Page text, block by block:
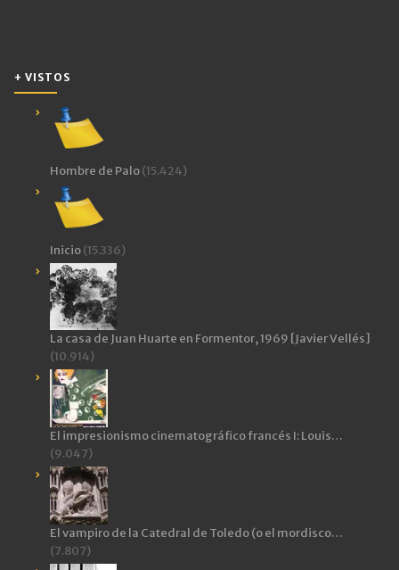
+ VISTOS
Hombre de Palo(15.424)
Inicio(15.336)
La casa de Juan Huarte en Formentor, 1969 [Javier Vellés]
(10.914)
El impresionismo cinematográfico francés I: Louis…
(9.047)
El vampiro de la Catedral de Toledo (o el mordisco…
(7.807)